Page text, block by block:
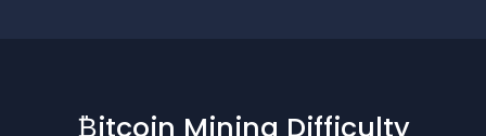
₿itcoin Mining Difficulty